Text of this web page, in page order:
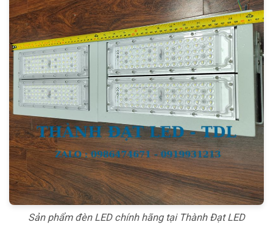
Sản phẩm đèn LED chính hãng tại Thành Đạt LED